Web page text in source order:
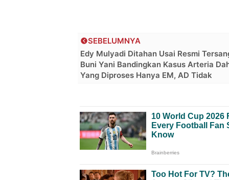
SEBELUMNYA
Edy Mulyadi Ditahan Usai Resmi
Buni Yani Bandingkan Kasus Arteria
Yang Diproses Hanya EM, AD Tidak